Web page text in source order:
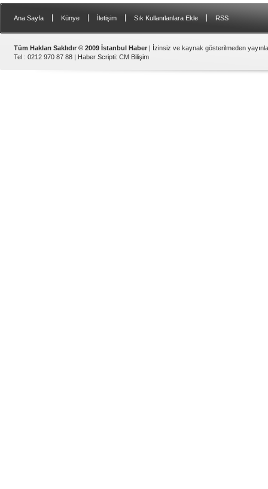
Ana Sayfa Künye İletişim Sık Kullanılanlara Ekle RSS
Tüm Hakları Saklıdır © 2009 İstanbul Haber | İzinsiz ve kaynak gösterilmeden
Tel : 0212 970 87 88 | Haber Scripti: CM Bilişim